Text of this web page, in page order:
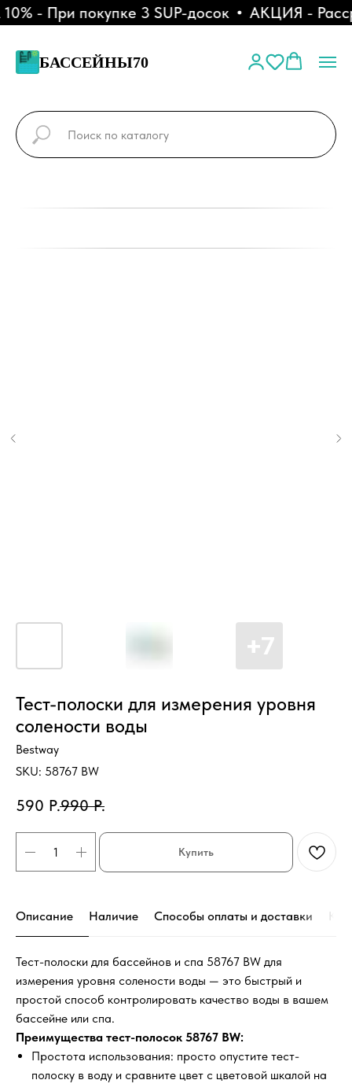
- При покупке 3 SUP-досок АКЦИЯ -
БАССЕЙНЫ70
Тест-полоски для измерения уровня
солености воды
Bestway
SKU: 58767 BW
590 Р.990 Р.
Купить
Описание Наличие Способы оплаты и доставки
Тест-полоски для бассейнов и спа 58767 BW для
измерения уровня солености воды — это быстрый и
простой способ контролировать качество воды в вашем
бассейне или спа.
Преимущества тест-полосок 58767 BW:
Простота использования: просто опустите тест-
полоску в воду и сравните цвет с цветовой шкалой на